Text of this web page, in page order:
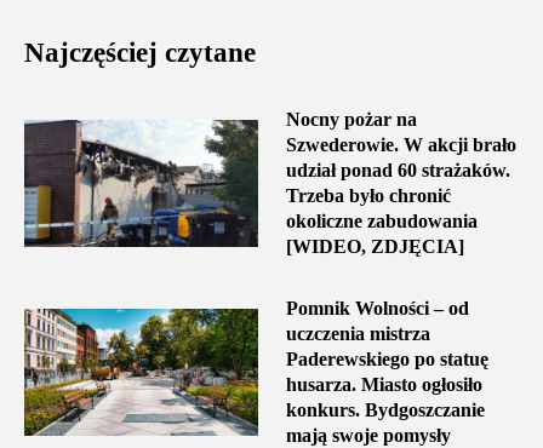
Najczęściej czytane
Nocny pożar na
Szwederowie. W akcji brało
udział ponad 60 strażaków.
Trzeba było chronić
okoliczne zabudowania
[WIDEO, ZDJĘCIA]
Pomnik Wolności – od
uczczenia mistrza
Paderewskiego po statuę
husarza. Miasto ogłosiło
konkurs. Bydgoszczanie
mają swoje pomysły